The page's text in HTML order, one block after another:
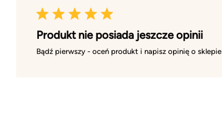
Produkt nie posiada jeszcze opinii
Bądź pierwszy - oceń produkt i napisz opinię o sklepie